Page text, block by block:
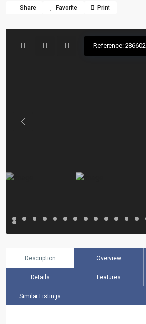
Share Favorite Print
Reference: 286602
Previous
Description Overview
Details Features
Similar Listings